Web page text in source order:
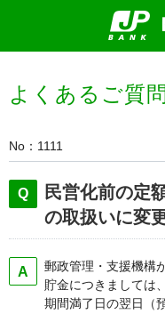
よくあるご質問
No 1111
民営化前の定
の取扱いに変
郵政管理・支援機構
貯金につきましては
期間満了日の翌日（